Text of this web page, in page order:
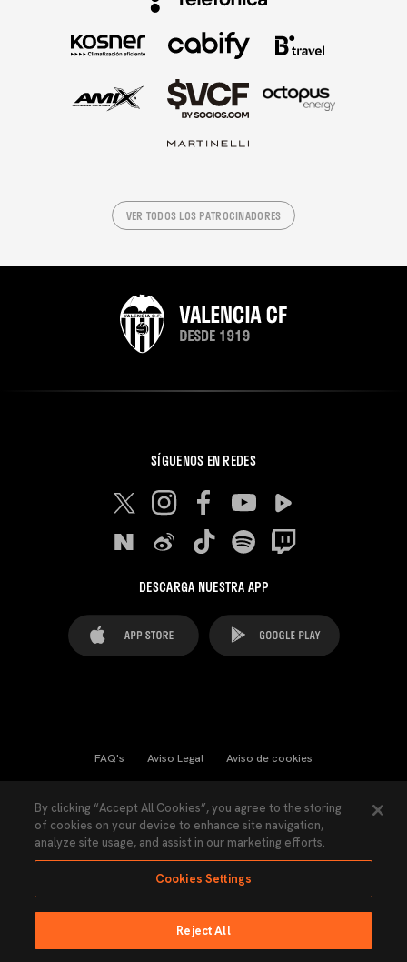
VER TODOS LOS PATROCINADORES
SÍGUENOS EN REDES
DESCARGA NUESTRA APP
FAQ's Aviso Legal Aviso de cookies
Ley Transparencia Política de Privacidad
Accesibilidad
Ninguna parte de esta página puede ser reproducida sin el permiso del Valencia
By clicking “Accept All Cookies”, you agree to the storing
of cookies on your device to enhance site navigation,
analyze site usage, and assist in our marketing efforts.
Cookies Settings
Reject All